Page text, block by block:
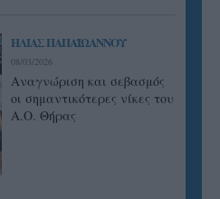
ΗΛΙΑΣ ΠΑΠΑΪΩΑΝΝΟΥ
08/03/2026
Αναγνώριση και σεβασμός
οι σημαντικότερες νίκες του
Α.Ο. Θήρας